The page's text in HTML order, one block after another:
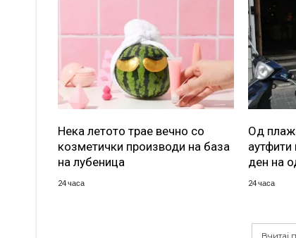
Нека летото трае вечно со
козметички производи на база
на лубеница
24 часа
Од
ден на
24 часа
Вчитај